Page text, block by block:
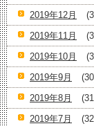
2019年12月
2019年11月
2019年10月
2019年9月
2019年8月
2019年7月